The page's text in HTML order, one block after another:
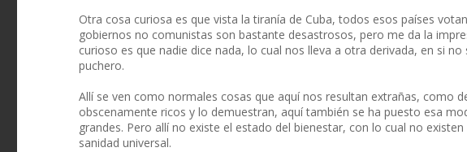
Otra cosa curiosa es que vista la tiranía de Cuba, todos esos países
gobiernos no comunistas son bastante desastrosos, pero me da la
curioso es que nadie dice nada, lo cual nos lleva a otra derivada, en si
puchero.
Allí se ven como normales cosas que aquí nos resultan extrañas, como
obscenamente ricos y lo demuestran, aquí también se ha puesto esa
grandes. Pero allí no existe el estado del bienestar, con lo cual no
sanidad universal.